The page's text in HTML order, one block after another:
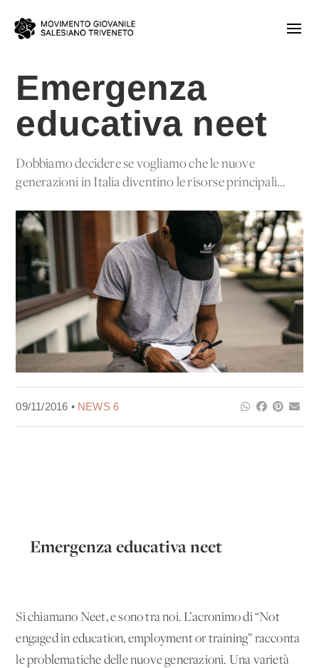
Emergenza
educativa neet
Dobbiamo decidere se vogliamo che le nuove
generazioni in Italia diventino le risorse principali...
09/11/2016 • NEWS 6
Emergenza educativa neet
Si chiamano Neet, e sono tra noi. L’acronimo di “Not
engaged in education, employment or training” racconta
le problematiche delle nuove generazioni. Una varietà